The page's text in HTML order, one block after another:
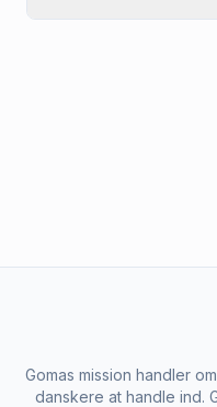
Gomas mission handler
danskere at handle ind.